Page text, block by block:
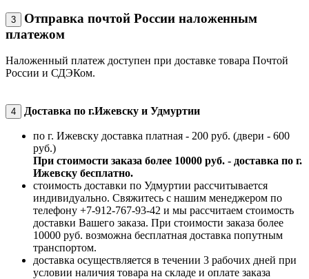
3
Отправка почтой России наложенным
платежом
Наложенный платеж доступен при доставке товара Почтой
России и СДЭКом.
4 Доставка по г.Ижевску и Удмуртии
по г. Ижевску доставка платная - 200 руб. (двери - 600
руб.)
При стоимости заказа более 10000 руб. - доставка по г.
Ижевску бесплатно.
стоимость доставки по Удмуртии рассчитывается
индивидуально. Свяжитесь с нашим менеджером по
телефону +7-912-767-93-42 и мы рассчитаем стоимость
доставки Вашего заказа. При стоимости заказа более
10000 руб. возможна бесплатная доставка попутным
транспортом.
доставка осуществляется в течении 3 рабочих дней при
условии наличия товара на складе и оплате заказа